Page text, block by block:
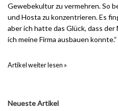
Gewebekultur zu vermehren. So
und Hosta zu konzentrieren. Es
aber ich hatte das Glück, dass
ich meine Firma ausbauen konnte.“
Artikel weiter lesen »
Neueste Artikel